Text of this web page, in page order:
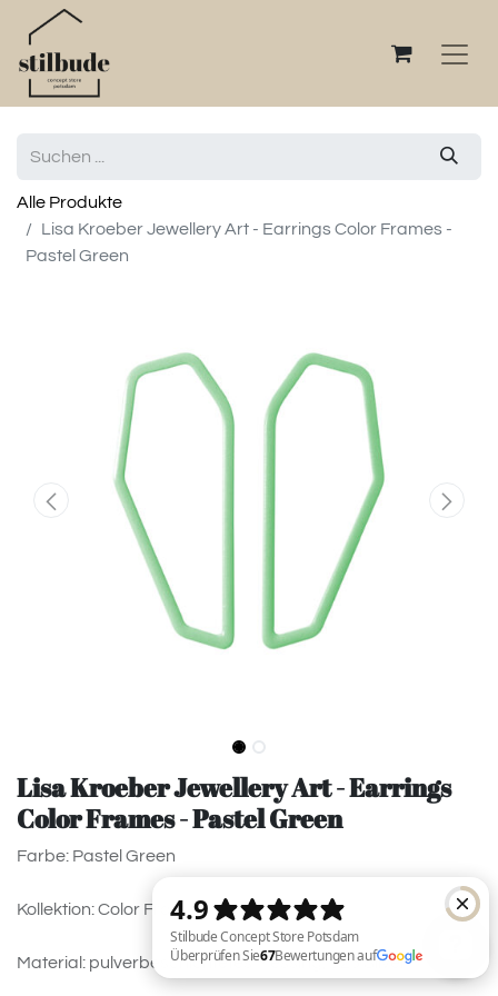
Alle Produkte
Lisa Kroeber Jewellery Art - Earrings Color Frames -
Pastel Green
Lisa Kroeber Jewellery Art - Earrings
Color Frames - Pastel Green
Farbe: Pastel Green
Kollektion: Color Frames
Material: pulverbeschichtetes Messing, 925 Silver